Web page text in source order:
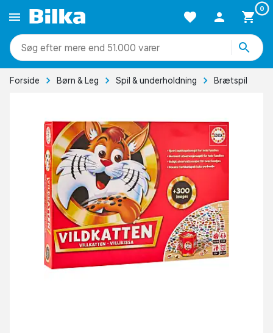
0
mere end 51.000 varer
Forside Børn & Leg Spil & underholdning Brætspil